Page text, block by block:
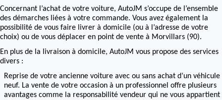
Concernant l’achat de votre voiture, AutoJM s’occupe de l’ensemble
des démarches liées à votre commande. Vous avez également la
possibilité de vous faire livrer à domicile (ou à l’adresse de votre
choix) ou de vous déplacer en point de vente à Morvillars (90).
En plus de la livraison à domicile, AutoJM vous propose des services
divers :
Reprise de votre ancienne voiture avec ou sans achat d’un véhicule
neuf. La vente de votre occasion à un professionnel offre plusieurs
avantages comme la responsabilité vendeur qui ne vous appartient